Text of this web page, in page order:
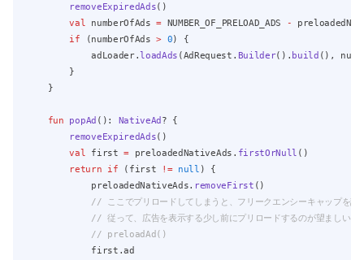
removeExpiredAds()
val numberOfAds = NUMBER_OF_PRELOAD_ADS -
if (numberOfAds > 0) {
            adLoader.
loadAds (AdRequest. Builder(). build (),
        }
    }
fun popAd (): NativeAd ? {
removeExpiredAds()
val first = preloadedNativeAds. firstOrNull ()
return if (first != null ) {
            preloadedNativeAds.
removeFirst ()
// ここでプリロードしてしまうと、フリークエンシーキャップを設
// 従って、広告を表示する少し前にプリロードするのが望ましい
// preloadAd()
            first.ad